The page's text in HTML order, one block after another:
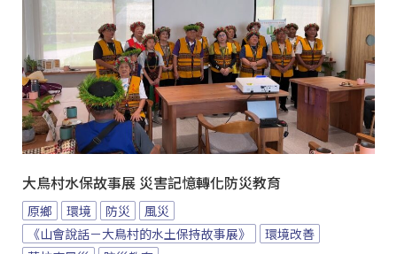
大鳥村水保故事展 災害記憶轉化防災教育
原鄉 環境 防災
風災
《山會說話－大鳥村的水土保持故事展》
環境改善